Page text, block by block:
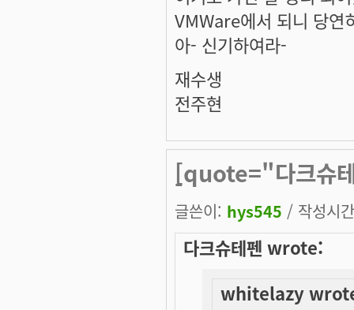
VMWare에서 되니 당
아- 신기하여라-
재수생
전주현
[quote="다크
-
글쓴이: hys545 / 작성시
다크슈테펜 wrote:
whitelazy